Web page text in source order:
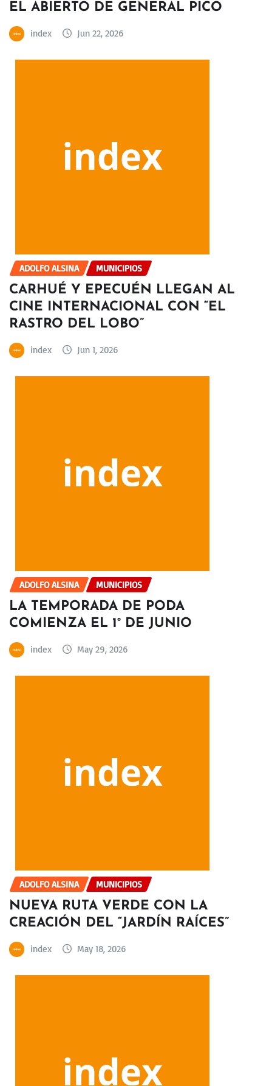
EL ABIERTO DE GENERAL PICO
index Jun 22, 2026
ADOLFO ALSINA MUNICIPIOS
CARHUÉ Y EPECUÉN LLEGAN AL
CINE INTERNACIONAL CON “EL
RASTRO DEL LOBO”
index Jun 1, 2026
ADOLFO ALSINA MUNICIPIOS
LA TEMPORADA DE PODA
COMIENZA EL 1° DE JUNIO
index May 29, 2026
ADOLFO ALSINA MUNICIPIOS
NUEVA RUTA VERDE CON LA
CREACIÓN DEL “JARDÍN RAÍCES”
index May 18, 2026